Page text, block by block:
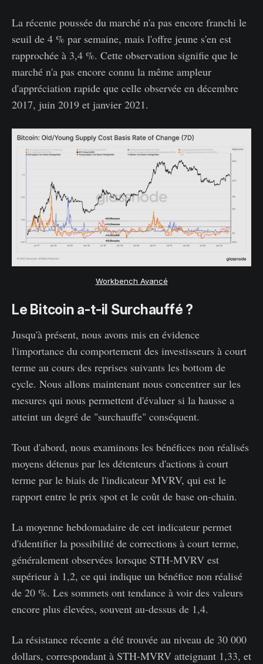
La récente poussée du marché n'a pas encore franchi le
seuil de 4 % par semaine, mais l'offre jeune s'en est
rapprochée à 3,4 %. Cette observation signifie que le
marché n'a pas encore connu la même ampleur
d'appréciation rapide que celle observée en décembre
2017, juin 2019 et janvier 2021.
Workbench Avancé
Le Bitcoin a-t-il Surchauffé ?
Jusqu'à présent, nous avons mis en évidence
l'importance du comportement des investisseurs à court
terme au cours des reprises suivants les bottom de
cycle. Nous allons maintenant nous concentrer sur les
mesures qui nous permettent d'évaluer si la hausse a
atteint un degré de "surchauffe" conséquent.
Tout d'abord, nous examinons les bénéfices non réalisés
moyens détenus par les détenteurs d'actions à court
terme par le biais de l'indicateur MVRV, qui est le
rapport entre le prix spot et le coût de base on-chain.
La moyenne hebdomadaire de cet indicateur permet
d'identifier la possibilité de corrections à court terme,
généralement observées lorsque STH-MVRV est
supérieur à 1,2, ce qui indique un bénéfice non réalisé
de 20 %. Les sommets ont tendance à voir des valeurs
encore plus élevées, souvent au-dessus de 1,4.
La résistance récente a été trouvée au niveau de 30 000
dollars, correspondant à STH-MVRV atteignant 1,33, et